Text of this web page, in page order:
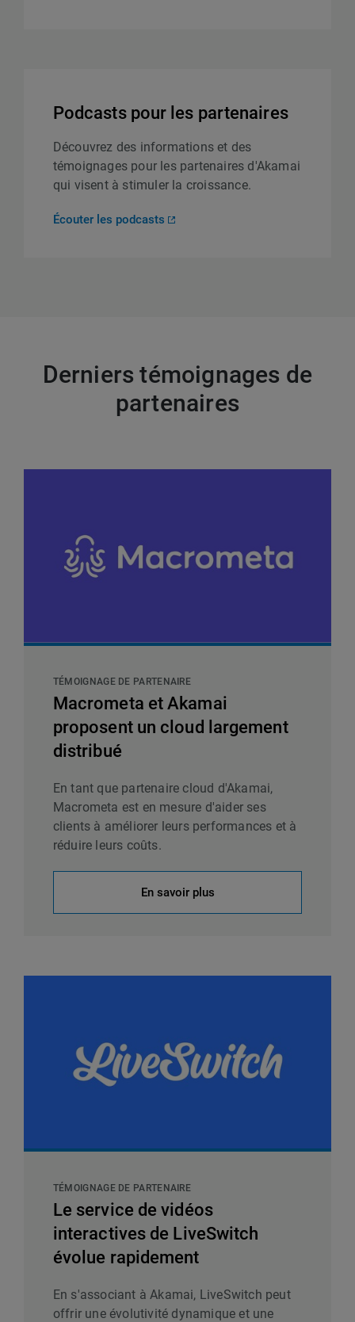
Podcasts pour les partenaires
Découvrez des informations et des
témoignages pour les partenaires d'Akamai
qui visent à stimuler la croissance.
Écouter les podcasts
Derniers témoignages de
partenaires
TÉMOIGNAGE DE PARTENAIRE
Macrometa et Akamai
proposent un cloud largement
distribué
En tant que partenaire cloud d'Akamai,
Macrometa est en mesure d'aider ses
clients à améliorer leurs performances et à
réduire leurs coûts.
En savoir plus
TÉMOIGNAGE DE PARTENAIRE
Le service de vidéos
interactives de LiveSwitch
évolue rapidement
En s'associant à Akamai, LiveSwitch peut
offrir une évolutivité dynamique et une